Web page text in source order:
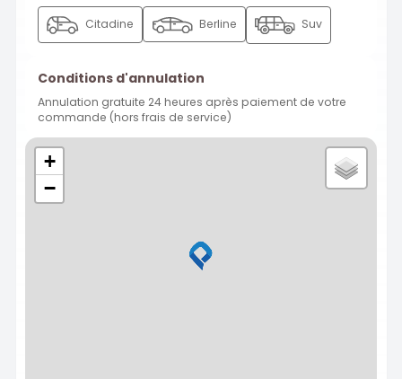
Citadine Berline Suv
Conditions d'annulation
Annulation gratuite 24 heures après paiement de votre
commande (hors frais de service)
+
−